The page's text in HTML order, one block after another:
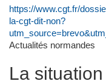
https://www.cgt.fr/
la-cgt-dit-non?
Actualités normandes
La